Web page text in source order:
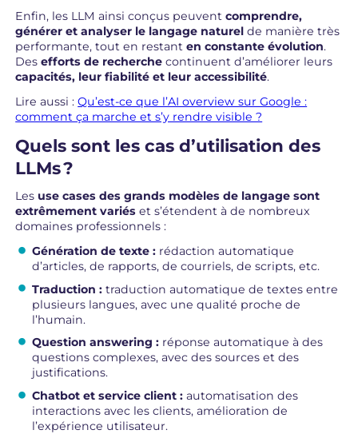
Enfin, les LLM ainsi conçus peuventcomprendre,
générer et analyser le langage naturel de manière très
performante, tout en restanten constante évolution.
Desefforts de recherche continuent d’améliorer leurs
capacités, leur fiabilité et leur accessibilité.
Lire aussi :Qu’est-ce que l’AI overview sur Google :
comment ça marche et s’y rendre visible ?
Quels sont les cas d’utilisation des
LLMs ?
Les use cases des grands modèles de langage sont
extrêmement variés et s’étendent à de nombreux
domaines professionnels :
Génération de texte :rédaction automatique
d’articles, de rapports, de courriels, de scripts, etc.
Traduction :traduction automatique de textes entre
plusieurs langues, avec une qualité proche de
l’humain.
Question answering :réponse automatique à des
questions complexes, avec des sources et des
justifications.
Chatbot et service client :automatisation des
interactions avec les clients, amélioration de
l’expérience utilisateur.